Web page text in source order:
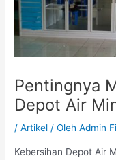
Pentingnya
Depot Air
/Artikel / OlehAdmin
Kebersihan Depot Air